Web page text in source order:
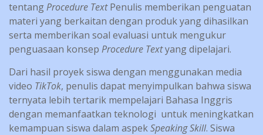
tentangProcedure TextPenulis memberikan penguatan
materi yang berkaitan dengan produk yang dihasilkan
serta memberikan soal evaluasi untuk mengukur
penguasaan konsep Procedure Textyang dipelajari.
Dari hasil proyek siswa dengan menggunakan media
video TikTok, penulis dapat menyimpulkan bahwa siswa
ternyata lebih tertarik mempelajari Bahasa Inggris
dengan memanfaatkan teknologi untuk meningkatkan
kemampuan siswa dalam aspekSpeaking Skill. Siswa